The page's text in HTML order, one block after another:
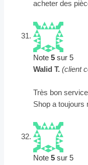
acheter des
Note5 sur 5
Walid T.(client
Très bon
Shop a toujours
Note5 sur 5